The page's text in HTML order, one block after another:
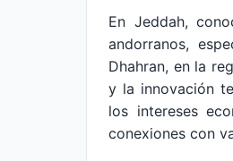
En Jeddah,
andorranos,
Dhahran, en la
y la innovación
los intereses
conexiones con